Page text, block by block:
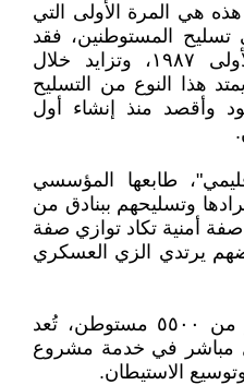
هذه هي المرة الأولى التي
تسليح المستوطنين، فقد
سبق ذلك منذ الانتفاضة الأولى ١٩٨٧، وتزايد خلال
٢٠٠٠. كما ويمتد هذا النوع من التسليح
وأقصد منذ إنشاء أول
طابعها المؤسسي
وتسليحهم ببنادق من
صفة أمنية تكاد توازي صفة
يرتدي الزي العسكري
هذه الكتائب، التي تضم أكثر من ٥٥٠٠ مستوطن، تُعد
مباشر في خدمة مشروع
الاستيطان.